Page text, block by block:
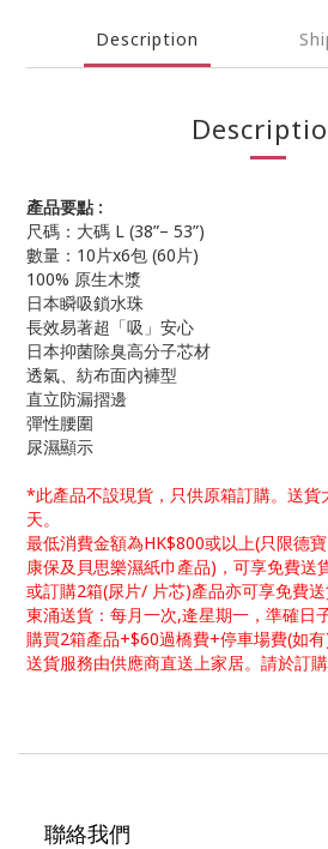
Description
產品要點 :
尺碼：大碼 L (38”– 53”)
數量：10片x6包 (60片)
100% 原生木漿
日本瞬吸鎖水珠
長效易著超「吸」安心
日本抑菌除臭高分子芯材
透氣、紡布面內褲型
直立防漏摺邊
彈性腰圍
尿濕顯示
*此產品不設現貨，只供原箱訂購。送貨
天。
最低消費金額為HK$800或以上(只限德寶
康保及貝思樂濕紙巾產品)，可享免費送
或訂購2箱(尿片/ 片芯)產品亦可享免費送
東涌送貨：每月一次,逄星期一，準確日
購買2箱產品+$60過橋費+停車場費(如有)
送貨服務由供應商直送上家居。請於訂購
聯絡我們